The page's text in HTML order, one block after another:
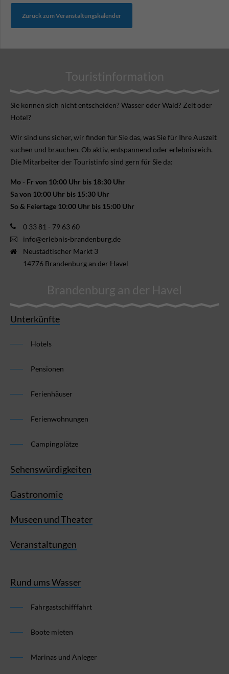
Zurück zum Veranstaltungskalender
Touristinformation
Sie können sich nicht ent­scheiden? Wasser oder Wald? Zelt oder
Hotel?
Wir sind uns sicher, wir finden für Sie das, was Sie für Ihre Aus­zeit
suchen und brauchen. Ob aktiv, ent­spannend oder erlebnis­reich.
Die Mitarbeiter der Touristinfo sind gern für Sie da:
Mo - Fr von 10:00 Uhr bis 18:30 Uhr
Sa von 10:00 Uhr bis 15:30 Uhr
So & Feiertage 10:00 Uhr bis 15:00 Uhr
0 33 81 - 79 63 60
info@erlebnis-brandenburg.de
Neustädtischer Markt 3
14776 Brandenburg an der Havel
Brandenburg an der Havel
Unterkünfte
Hotels
Pensionen
Ferienhäuser
Ferienwohnungen
Campingplätze
Sehenswürdigkeiten
Gastronomie
Museen und Theater
Veranstaltungen
Rund ums Wasser
Fahrgastschifffahrt
Boote mieten
Marinas und Anleger